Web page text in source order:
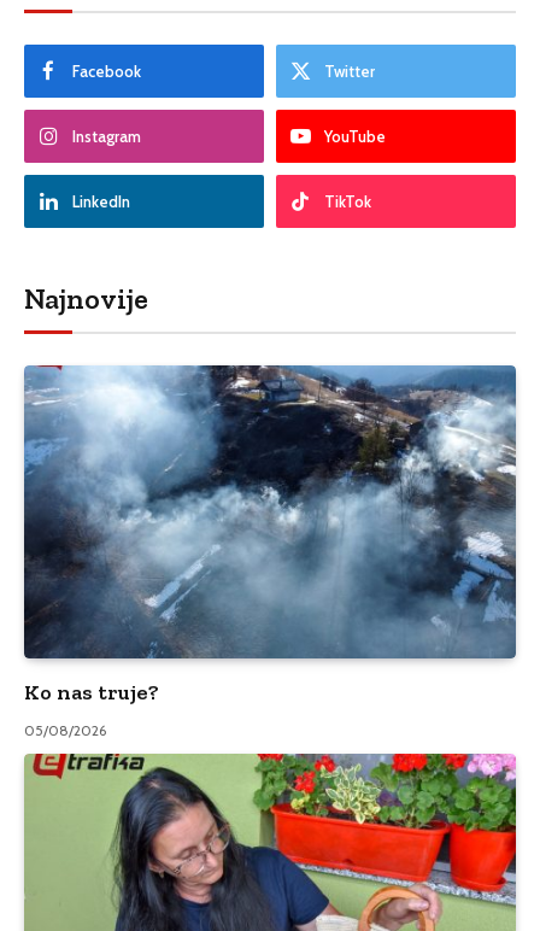
Facebook Twitter
Instagram YouTube
LinkedIn TikTok
Najnovije
Ko nas truje?
05/08/2026